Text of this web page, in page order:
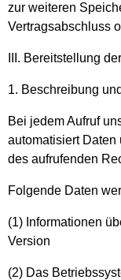
zur weiteren
Vertragsabschluss
III. Bereitstellung
1. Beschreibung
Bei jedem Aufruf
automatisiert Daten
des aufrufenden
Folgende Daten
(1) Informationen
Version
(2) Das